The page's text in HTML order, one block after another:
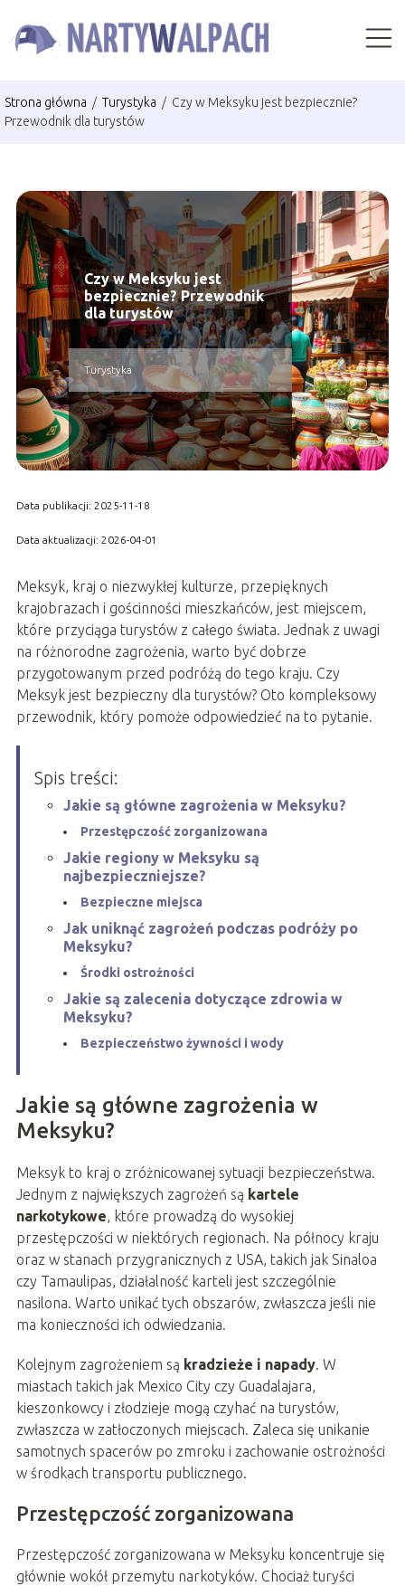
Strona główna / Turystyka / Czy w Meksyku jest bezpiecznie?
Przewodnik dla turystów
Czy w Meksyku jest
bezpiecznie? Przewodnik
dla turystów
Turystyka
Data publikacji: 2025-11-18
Data aktualizacji: 2026-04-01
Meksyk, kraj o niezwykłej kulturze, przepięknych
krajobrazach i gościnności mieszkańców, jest miejscem,
które przyciąga turystów z całego świata. Jednak z uwagi
na różnorodne zagrożenia, warto być dobrze
przygotowanym przed podróżą do tego kraju. Czy
Meksyk jest bezpieczny dla turystów? Oto kompleksowy
przewodnik, który pomoże odpowiedzieć na to pytanie.
Spis treści:
Jakie są główne zagrożenia w Meksyku?
Przestępczość zorganizowana
Jakie regiony w Meksyku są
najbezpieczniejsze?
Bezpieczne miejsca
Jak uniknąć zagrożeń podczas podróży po
Meksyku?
Środki ostrożności
Jakie są zalecenia dotyczące zdrowia w
Meksyku?
Bezpieczeństwo żywności i wody
Jakie są główne zagrożenia w
Meksyku?
Meksyk to kraj o zróżnicowanej sytuacji bezpieczeństwa.
Jednym z największych zagrożeń są kartele
narkotykowe, które prowadzą do wysokiej
przestępczości w niektórych regionach. Na północy kraju
oraz w stanach przygranicznych z USA, takich jak Sinaloa
czy Tamaulipas, działalność karteli jest szczególnie
nasilona. Warto unikać tych obszarów, zwłaszcza jeśli nie
ma konieczności ich odwiedzania.
Kolejnym zagrożeniem są kradzieże i napady. W
miastach takich jak Mexico City czy Guadalajara,
kieszonkowcy i złodzieje mogą czyhać na turystów,
zwłaszcza w zatłoczonych miejscach. Zaleca się unikanie
samotnych spacerów po zmroku i zachowanie ostrożności
w środkach transportu publicznego.
Przestępczość zorganizowana
Przestępczość zorganizowana w Meksyku koncentruje się
głównie wokół przemytu narkotyków. Chociaż turyści